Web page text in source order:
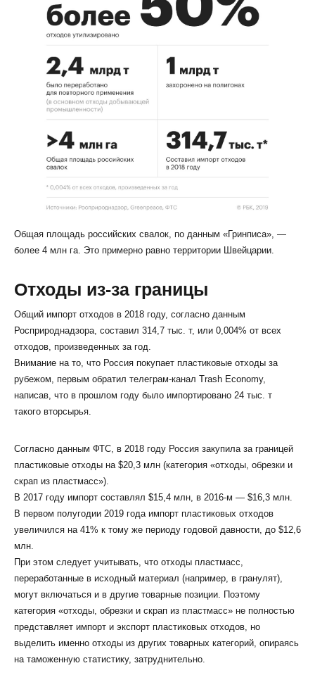
Общая площадь российских свалок, по данным «Гринписа», —
более 4 млн га. Это примерно равно территории Швейцарии.
Отходы из-за границы
Общий импорт отходов в 2018 году, согласно данным
Росприроднадзора, составил 314,7 тыс. т, или 0,004% от всех
отходов, произведенных за год.
Внимание на то, что Россия покупает пластиковые отходы за
рубежом, первым обратил телеграм-канал Trash Economy,
написав, что в прошлом году было импортировано 24 тыс. т
такого вторсырья.
Согласно данным ФТС, в 2018 году Россия закупила за границей
пластиковые отходы на $20,3 млн (категория «отходы, обрезки и
скрап из пластмасс»).
В 2017 году импорт составлял $15,4 млн, в 2016-м — $16,3 млн.
В первом полугодии 2019 года импорт пластиковых отходов
увеличился на 41% к тому же периоду годовой давности, до $12,6
млн.
При этом следует учитывать, что отходы пластмасс,
переработанные в исходный материал (например, в гранулят),
могут включаться и в другие товарные позиции. Поэтому
категория «отходы, обрезки и скрап из пластмасс» не полностью
представляет импорт и экспорт пластиковых отходов, но
выделить именно отходы из других товарных категорий, опираясь
на таможенную статистику, затруднительно.